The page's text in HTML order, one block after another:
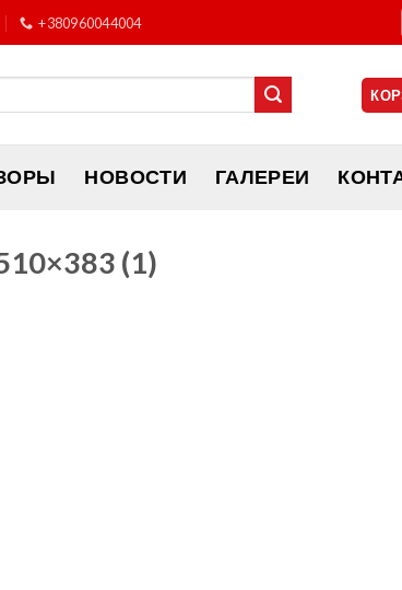
+380960044004
НОВОСТИ ГАЛЕРЕИ
(1)